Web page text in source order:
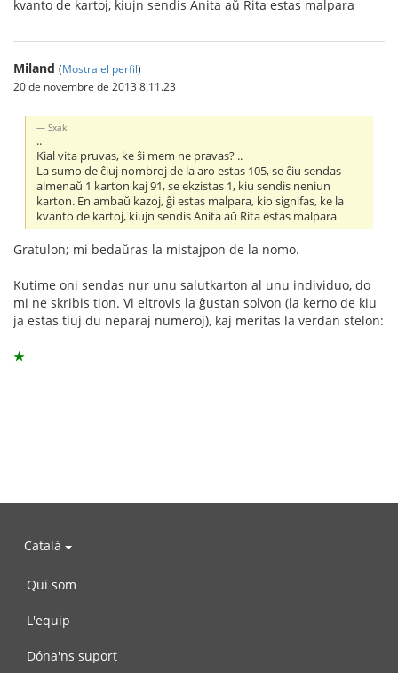
kvanto de kartoj, kiujn sendis Anita aŭ Rita estas malpara
Miland (Mostra el perfil)
20 de novembre de 2013 8.11.23
Sxak:
..
Kial vita pruvas, ke ŝi mem ne pravas? ..
La sumo de ĉiuj nombroj de la aro estas 105, se ĉiu sendas
almenaŭ 1 karton kaj 91, se ekzistas 1, kiu sendis neniun
karton. En ambaŭ kazoj, ĝi estas malpara, kio signifas, ke la
kvanto de kartoj, kiujn sendis Anita aŭ Rita estas malpara
Gratulon; mi bedaŭras la mistajpon de la nomo.
Kutime oni sendas nur unu salutkarton al unu individuo, do
mi ne skribis tion. Vi eltrovis la ĝustan solvon (la kerno de kiu
ja estas tiuj du neparaj numeroj), kaj meritas la verdan stelon:
★
Català
Qui som
L'equip
Dóna'ns suport